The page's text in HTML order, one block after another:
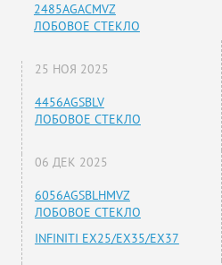
2485AGACMVZ
ЛОБОВОЕ СТЕКЛО
25 НОЯ 2025
4456AGSBLV
ЛОБОВОЕ СТЕКЛО
06 ДЕК 2025
6056AGSBLHMVZ
ЛОБОВОЕ СТЕКЛО
INFINITI EX25/EX35/EX37